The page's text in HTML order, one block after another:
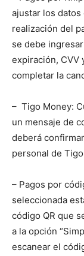
ajustar los datos
realización del
se debe
expiración, CVV
completar la
– Tigo Money:
un mensaje de
deberá
personal de
– Pagos por
seleccionada
código QR que
a la opción
escanear el